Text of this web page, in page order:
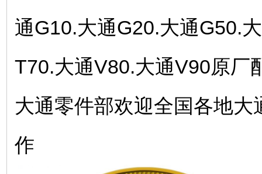
通G10.大通G20.大通G50.
T70.大通V80.大通V90原厂
大通零件部欢迎全国各地
作